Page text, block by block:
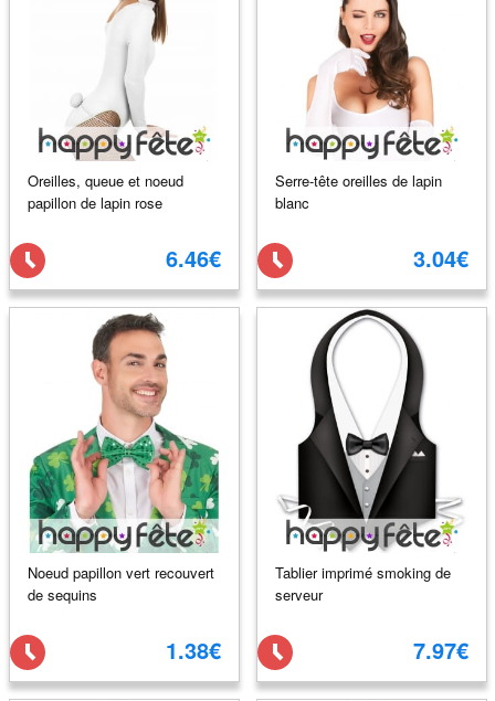
Oreilles, queue et noeud
papillon de lapin rose
6.46€
Serre-tête oreilles de lapin
blanc
3.04€
Noeud papillon vert recouvert
de sequins
1.38€
Tablier imprimé smoking de
serveur
7.97€